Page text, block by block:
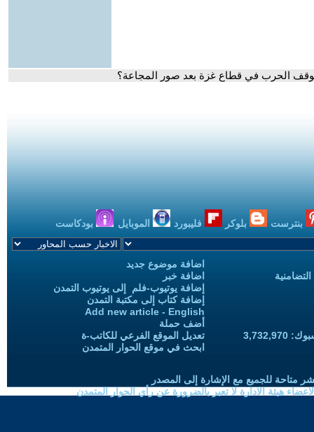
الحرب في قطاع غزة بعد صور المجاعة؟
بنترست بلوكر فليبورد الموبايل بودكاست
اضافة موضوع جديد
اضافة خبر
إضافة يوتيوب-فلم إلى يوتيوب التمدن
إضافة كتاب إلى مكتبة التمدن
Add new article - English
أضف حملة
تعديل الموقع الفرعي للكاتب-ة
ابحث في موقع الحوار المتمدن
متاحة للجميع مع الإشارة إلى المصدر
هيئة الادارة لا تعبر بالضرورة عن رأي الحوار المتمدن